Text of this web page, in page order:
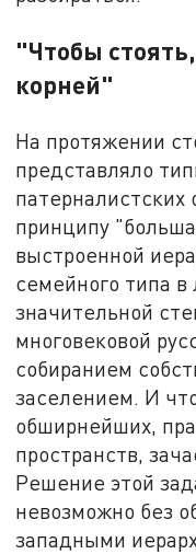
"Чтобы
корней"
На протяжении
представляло
принципу
выстроенной
семейного типа
значительной
многовековой
собиранием
заселением. И
обширнейших,
пространств,
Решение этой
невозможно без
западными